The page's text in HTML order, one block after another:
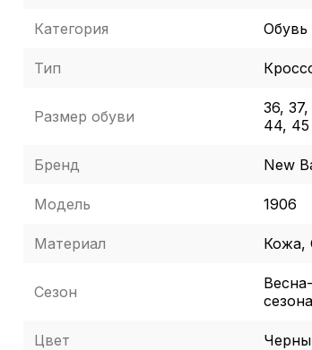
Категория Обувь
Тип
Размер обуви
36,
44, 45
Бренд New
Модель 1906
Материал Кожа,
Сезон
сезона
Цвет